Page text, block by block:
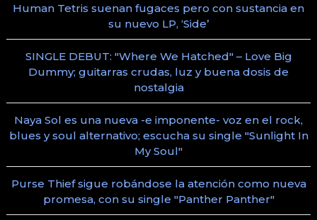
Human Tetris suenan fugaces pero con sustancia en
su nuevo LP, ‘Side’
SINGLE DEBUT: "Where We Hatched" – Love Big
Dummy; guitarras crudas, luz y buena dosis de
nostalgia
Naya Sol es una nueva -e imponente- voz en el rock,
blues y soul alternativo; escucha su single "Sunlight In
My Soul"
Purse Thief sigue robándose la atención como nueva
promesa, con su single "Panther Panther"